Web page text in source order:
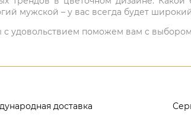
мужской – у вас всегда будет
с удовольствием поможем вам с
доставка